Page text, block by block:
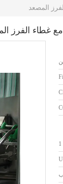
المصعد
غطاء الفرز
1